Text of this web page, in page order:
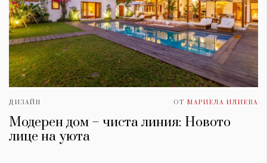
ДИЗАЙН ОТ МАРИЕЛА ИЛИЕВА
Модерен дом – чиста линия: Новото
лице на уюта